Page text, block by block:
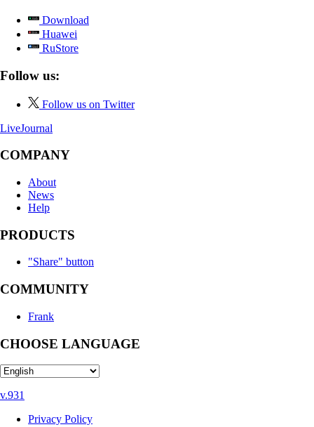
Download
Huawei
RuStore
Follow us:
Follow us on Twitter
LiveJournal
COMPANY
About
News
Help
PRODUCTS
"Share" button
COMMUNITY
Frank
CHOOSE LANGUAGE
v.931
Privacy Policy